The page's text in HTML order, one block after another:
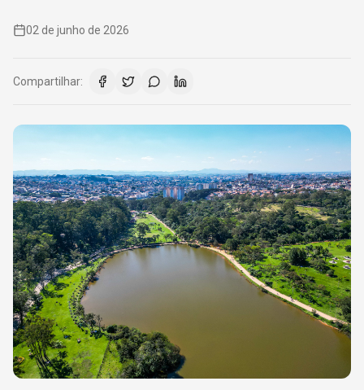
02 de junho de 2026
Compartilhar: